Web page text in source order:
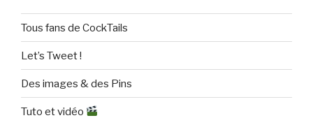
Tous fans de CockTails
Let’s Tweet !
Des images & des Pins
Tuto et vidéo